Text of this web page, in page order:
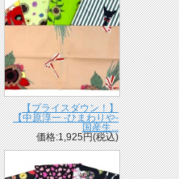
【プライスダウン！】
【中原淳一 -ひまわりや-
国産生...
価格:1,925円(税込)